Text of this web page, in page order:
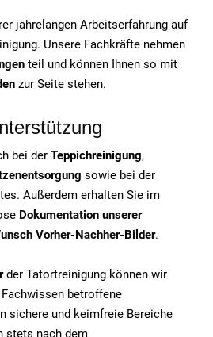
jahrelangen Arbeitserfahrung auf
Unsere Fachkräfte nehmen
teil und können Ihnen so mit
zur Seite stehen.
bei der Teppichreinigung,
sowie bei der
Außerdem erhalten Sie im
Dokumentation unserer
Vorher-Nachher-Bilder.
der Tatortreinigung können wir
betroffene
sichere und keimfreie Bereiche
stets nach dem